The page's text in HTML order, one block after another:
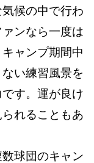
候の中で行わ
ンなら一度は
ャンプ期間中
い練習風景を
す。運が良け
れることもあ
球団のキャン